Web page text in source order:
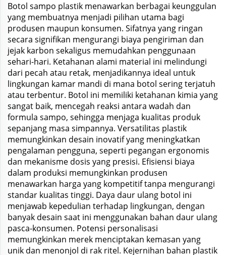
Botol sampo plastik menawarkan berbagai keunggulan
yang membuatnya menjadi pilihan utama bagi
produsen maupun konsumen. Sifatnya yang ringan
secara signifikan mengurangi biaya pengiriman dan
jejak karbon sekaligus memudahkan penggunaan
sehari-hari. Ketahanan alami material ini melindungi
dari pecah atau retak, menjadikannya ideal untuk
lingkungan kamar mandi di mana botol sering terjatuh
atau terbentur. Botol ini memiliki ketahanan kimia yang
sangat baik, mencegah reaksi antara wadah dan
formula sampo, sehingga menjaga kualitas produk
sepanjang masa simpannya. Versatilitas plastik
memungkinkan desain inovatif yang meningkatkan
pengalaman pengguna, seperti pegangan ergonomis
dan mekanisme dosis yang presisi. Efisiensi biaya
dalam produksi memungkinkan produsen
menawarkan harga yang kompetitif tanpa mengurangi
standar kualitas tinggi. Daya daur ulang botol ini
menjawab kepedulian terhadap lingkungan, dengan
banyak desain saat ini menggunakan bahan daur ulang
pasca-konsumen. Potensi personalisasi
memungkinkan merek menciptakan kemasan yang
unik dan menonjol di rak ritel. Kejernihan bahan plastik